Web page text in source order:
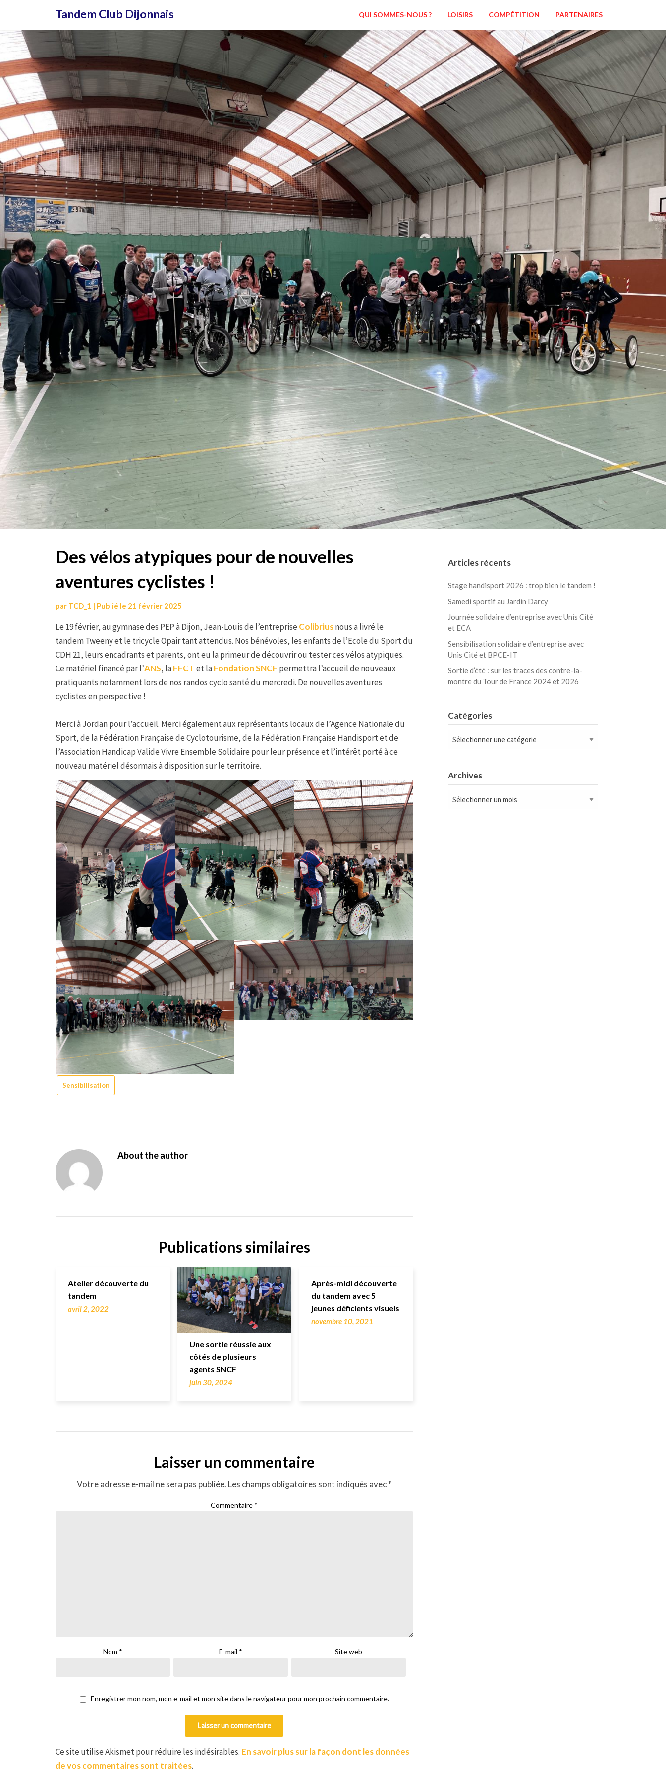
contenu
Tandem Club Dijonnais QUI SOMMES-NOUS ? LOISIRS COMPÉTITION PARTENAIRES
Des vélos atypiques pour de nouvelles
aventures cyclistes !
par TCD_1 | Publié le 21 février 2025
Le 19 février, au gymnase des PEP à Dijon, Jean-Louis de l’entreprise Colibriusnous a livré le
tandem Tweeny et le tricycle Opair tant attendus. Nos bénévoles, les enfants de l’Ecole du Sport du
CDH 21, leurs encadrants et parents, ont eu la primeur de découvrir ou tester ces vélos atypiques.
Ce matériel financé par l’ANS, laFFCTet laFondation SNCF permettra l’accueil de nouveaux
pratiquants notamment lors de nos randos cyclo santé du mercredi. De nouvelles aventures
cyclistes en perspective !
Merci à Jordan pour l’accueil. Merci également aux représentants locaux de l’Agence Nationale du
Sport, de la Fédération Française de Cyclotourisme, de la Fédération Française Handisport et de
l’Association Handicap Valide Vivre Ensemble Solidaire pour leur présence et l’intérêt porté à ce
nouveau matériel désormais à disposition sur le territoire.
Sensibilisation
About the author
Publications similaires
Atelier découverte du
tandem
avril 2, 2022
Une sortie réussie aux
côtés de plusieurs
agents SNCF
juin 30, 2024
Après-midi découverte
du tandem avec 5
jeunes déficients visuels
novembre 10, 2021
Laisser un commentaire
Votre adresse e-mail ne sera pas publiée. Les champs obligatoires sont indiqués avec*
Commentaire *
Nom * E-mail * Site web
Enregistrer mon nom, mon e-mail et mon site dans le navigateur pour mon prochain commentaire.
Ce site utilise Akismet pour réduire les indésirables. En savoir plus sur la façon dont les données
de vos commentaires sont traitées.
Articles récents
Stage handisport 2026 : trop bien le tandem !
Samedi sportif au Jardin Darcy
Journée solidaire d’entreprise avec Unis Cité
et ECA
Sensibilisation solidaire d’entreprise avec
Unis Cité et BPCE-IT
Sortie d’été : sur les traces des contre-la-
montre du Tour de France 2024 et 2026
Catégories
Catégories
Archives
Archives